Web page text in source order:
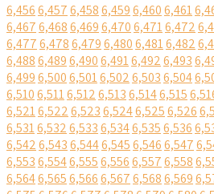
6,4566,4576,4586,4596,4606,461
6,4676,4686,4696,4706,4716,472
6,4776,4786,4796,4806,4816,482
6,4886,4896,4906,4916,4926,493
6,4996,5006,5016,5026,5036,504
6,5106,5116,5126,5136,5146,515
6,5216,5226,5236,5246,5256,526
6,5316,5326,5336,5346,5356,536
6,5426,5436,5446,5456,5466,547
6,5536,5546,5556,5566,5576,558
6,5646,5656,5666,5676,5686,569